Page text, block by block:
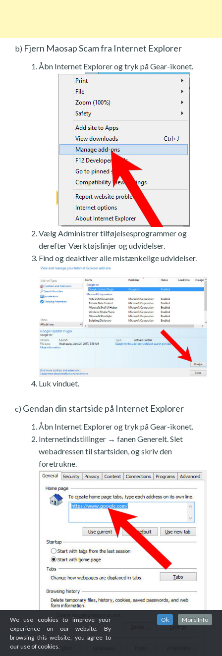
b) Fjern Maosap Scam fra Internet Explorer
Åbn Internet Explorer og tryk på Gear-ikonet.
Vælg Administrer tilføjelsesprogrammer og
derefter Værktøjslinjer og udvidelser.
Find og deaktiver alle mistænkelige udvidelser.
Luk vinduet.
c) Gendan din startside på Internet Explorer
Åbn Internet Explorer og tryk på Gear-ikonet.
Internetindstillinger → fanen Generelt. Slet
webadressen til startsiden, og skriv den
foretrukne.
We use cookies to improve your
experience on our website. By
browsing this website, you agree to
our use of cookies.
Ok More Info